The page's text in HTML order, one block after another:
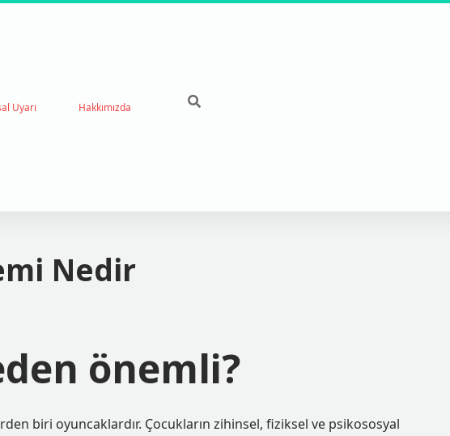
Uyarı Hakkımızda
Nedir
önemli?
biri oyuncaklardır. Çocukların zihinsel, fiziksel ve psikososyal